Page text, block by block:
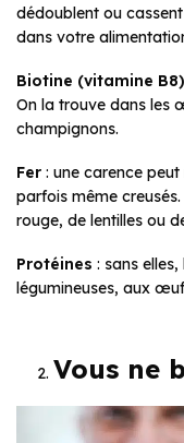
dédoublent ou
dans votre
Biotine (vitamine B8)
On la trouve dans les
champignons.
Fer : une carence
parfois même
rouge, de lentilles ou
Protéines : sans
légumineuses, aux
Vous ne